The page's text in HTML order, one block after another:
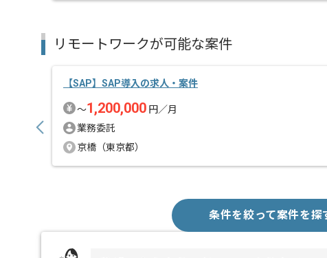
リモートワークが可能な案件
【SAP】SAP導入の求人・案件
〜1,200,000 円／月
業務委託
京橋（東京都）
条件を絞って案件を探